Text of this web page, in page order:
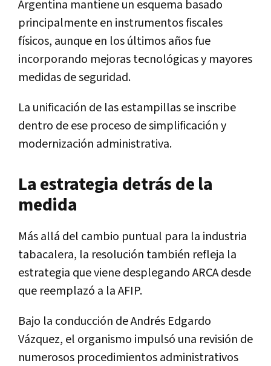
Argentina mantiene un esquema basado
principalmente en instrumentos fiscales
físicos, aunque en los últimos años fue
incorporando mejoras tecnológicas y mayores
medidas de seguridad.
La unificación de las estampillas se inscribe
dentro de ese proceso de simplificación y
modernización administrativa.
La estrategia detrás de la
medida
Más allá del cambio puntual para la industria
tabacalera, la resolución también refleja la
estrategia que viene desplegando ARCA desde
que reemplazó a la AFIP.
Bajo la conducción de Andrés Edgardo
Vázquez, el organismo impulsó una revisión de
numerosos procedimientos administrativos